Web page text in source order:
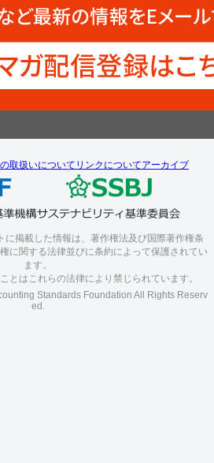
取扱いについて リンクについてアーカイブ
に掲載した情報は、著作権法及び国際著作権条
に関する法律並びに条約によって保護されてい
ます。
とはこれらの法律により禁じられています。
Standards Foundation All Rights Reserv
ed.